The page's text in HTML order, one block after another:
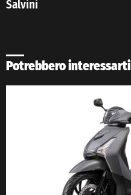
Salvini
Potrebbero interessarti